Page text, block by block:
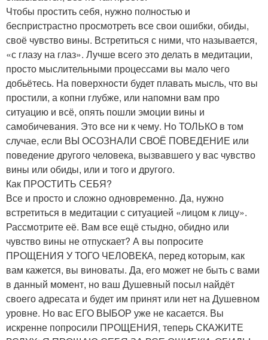
Чтобы простить себя, нужно полностью и
беспристрастно просмотреть все свои ошибки, обиды,
своё чувство вины. Встретиться с ними, что называется,
«с глазу на глаз». Лучше всего это делать в медитации,
просто мыслительными процессами вы мало чего
добьётесь. На поверхности будет плавать мысль, что вы
простили, а копни глубже, или напомни вам про
ситуацию и всё, опять пошли эмоции вины и
самобичевания. Это все ни к чему. Но ТОЛЬКО в том
случае, если ВЫ ОСОЗНАЛИ СВОЁ ПОВЕДЕНИЕ или
поведение другого человека, вызвавшего у вас чувство
вины или обиды, или и того и другого.
Как ПРОСТИТЬ СЕБЯ?
Все и просто и сложно одновременно. Да, нужно
встретиться в медитации с ситуацией «лицом к лицу».
Рассмотрите её. Вам все ещё стыдно, обидно или
чувство вины не отпускает? А вы попросите
ПРОЩЕНИЯ У ТОГО ЧЕЛОВЕКА, перед которым, как
вам кажется, вы виноваты. Да, его может не быть с вами
в данный момент, но ваш Душевный посыл найдёт
своего адресата и будет им принят или нет на Душевном
уровне. Но вас ЕГО ВЫБОР уже не касается. Вы
искренне попросили ПРОЩЕНИЯ, теперь СКАЖИТЕ